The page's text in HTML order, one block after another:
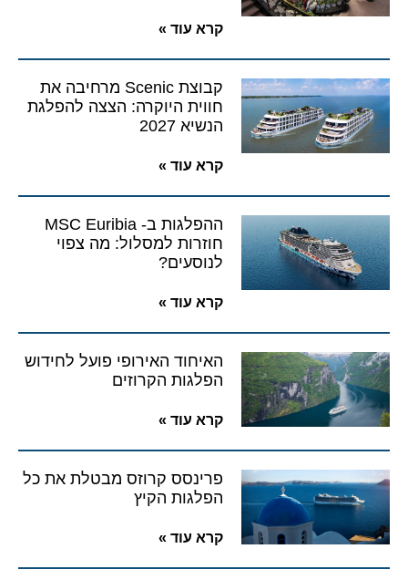
קרא עוד »
קבוצת Scenic מרחיבה את
חווית היוקרה: הצצה להפלגת
הנשיא 2027
קרא עוד »
ההפלגות ב- MSC Euribia
חוזרות למסלול: מה צפוי
לנוסעים?
קרא עוד »
האיחוד האירופי פועל לחידוש
הפלגות הקרוזים
קרא עוד »
פרינסס קרוזס מבטלת את כל
הפלגות הקיץ
קרא עוד »